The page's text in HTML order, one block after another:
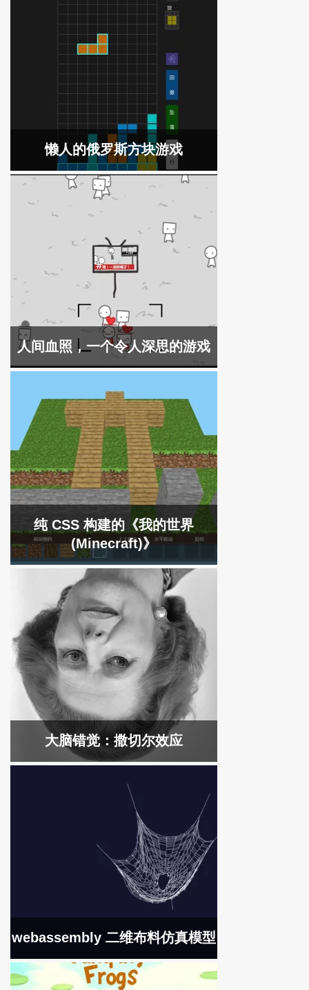
懒人的俄罗斯方块游戏
人间血照，一个令人深思的游戏
纯 CSS 构建的《我的世界
(Minecraft)》
大脑错觉：撒切尔效应
webassembly 二维布料仿真模型